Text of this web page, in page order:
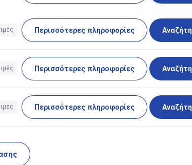
Περισσότερες πληροφορίες
Περισσότερες πληροφορίες
Περισσότερες πληροφορίες